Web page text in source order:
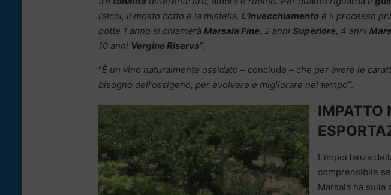
l’alcol, il mosto cotto e la mistella. L’invecchiamento è il processo
botte 1 anno si chiamerà Marsala Fine, 2 anni Superiore, 4 anni
10 anni Vergine Riserva”.
“È un vino naturalmente ossidato – conclude – che per avere le
bisogno dell’ossigeno, per evolvere e migliorare nel tempo”.
IMPATTO
L’importanza
comprensibile
Marsala ha sulla